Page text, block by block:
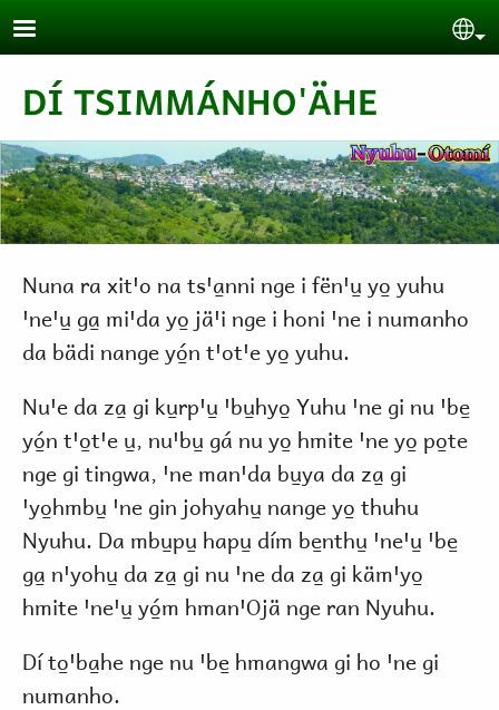
Pasar al contenido principal
DÍ TSIMMÁNHO'ÄHE
Nuna ra xitꞌo na tsꞌa̱nni nge i fënꞌu̱ yo̱ yuhu
ꞌneꞌu̱ ga̱ miꞌda yo̱ jäꞌi nge i honi ꞌne i numanho
da bädi nange yó̱n tꞌotꞌe yo̱ yuhu.
Nuꞌe da za̱ gi ku̱rpꞌu̱ ꞌbu̱hyo̱ Yuhu ꞌne gi nu ꞌbe̱
yó̱n tꞌo̱tꞌe u̱, nuꞌbu̱ gá nu yo̱ hmite ꞌne yo̱ po̱te
nge gi tingwa, ꞌne manꞌda bu̱ya da za̱ gi
ꞌyo̱hmbu̱ ꞌne gin johyahu̱ nange yo̱ thuhu
Nyuhu. Da mbu̱pu̱ hapu̱ dím be̱nthu̱ ꞌneꞌu̱ ꞌbe̱
ga̱ nꞌyohu̱ da za̱ gi nu ꞌne da za̱ gi kämꞌyo̱
hmite ꞌneꞌu̱ yó̱m hmanꞌOjä nge ran Nyuhu.
Dí to̱ꞌba̱he nge nu ꞌbe̱ hmangwa gi ho ꞌne gi
numanho.